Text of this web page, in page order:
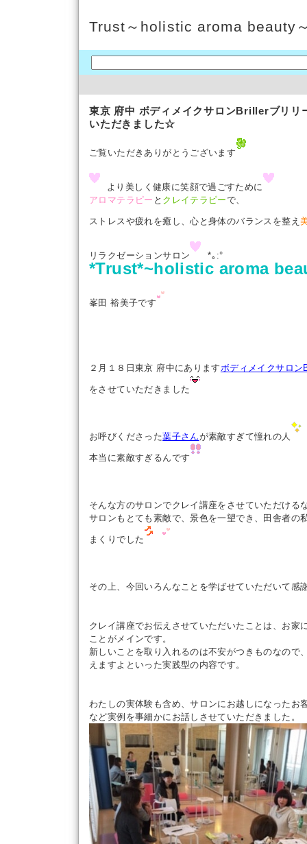
Trust～holistic aroma beauty
東京 府中 ボディメイクサロンBrillerブリリ
いただきました☆
ご覧いただきありがとうございます
より美しく健康に笑顔で過ごすために
アロマテラピー と クレイテラピーで、
ストレスや疲れを癒し、心と身体のバランスを整え
リラクゼーションサロン *｡:°
*Trust*~holistic aroma
峯田 裕美子です
２月１８日東京 府中にありますボディメイクサロン
をさせていただきました
お呼びくださった葉子さんが素敵すぎて憧れの人
本当に素敵すぎるんです
そんな方のサロンでクレイ講座をさせていただける
サロンもとても素敵で、景色を一望でき、田舎者の
まくりでした
その上、今回いろんなことを学ばせていただいて感
クレイ講座でお伝えさせていただいたことは、お家
ことがメインです。
新しいことを取り入れるのは不安がつきものなので
えますよといった実践型の内容です。
わたしの実体験も含め、サロンにお越しになったお
など実例を事細かにお話しさせていただきました。